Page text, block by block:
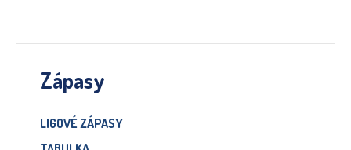
Zápasy
LIGOVÉ ZÁPASY